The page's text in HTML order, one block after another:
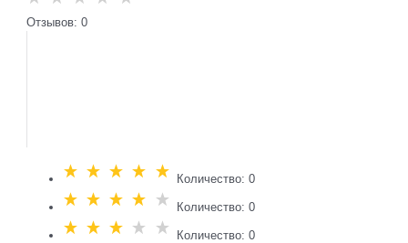
Отзывов: 0
Количество: 0
Количество: 0
Количество: 0